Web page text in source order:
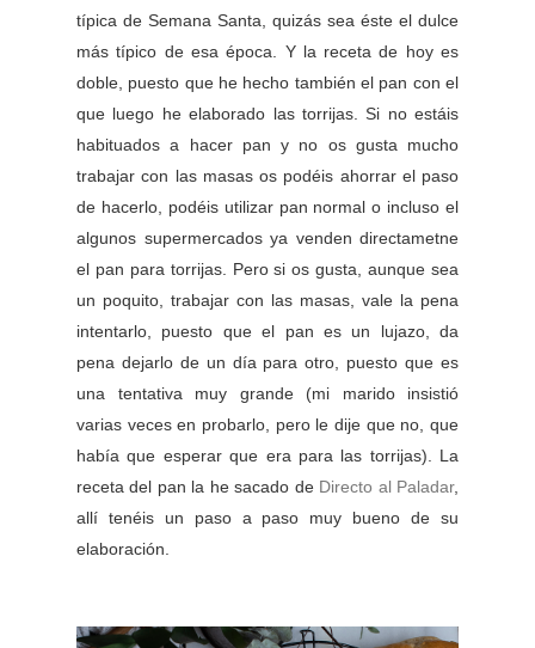
típica de Semana Santa, quizás sea éste el dulce
más típico de esa época. Y la receta de hoy es
doble, puesto que he hecho también el pan con el
que luego he elaborado las torrijas. Si no estáis
habituados a hacer pan y no os gusta mucho
trabajar con las masas os podéis ahorrar el paso
de hacerlo, podéis utilizar pan normal o incluso el
algunos supermercados ya venden directametne
el pan para torrijas. Pero si os gusta, aunque sea
un poquito, trabajar con las masas, vale la pena
intentarlo, puesto que el pan es un lujazo, da
pena dejarlo de un día para otro, puesto que es
una tentativa muy grande (mi marido insistió
varias veces en probarlo, pero le dije que no, que
había que esperar que era para las torrijas). La
receta del pan la he sacado de Directo al Paladar,
allí tenéis un paso a paso muy bueno de su
elaboración.